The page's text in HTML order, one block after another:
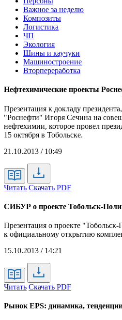
Важное за неделю
Композиты
Логистика
ЧП
Экология
Шины и каучуки
Машиностроение
Вторпереработка
Нефтехимические проекты
Презентация к докладу
"Роснефти" Игоря Сечина на
нефтехимии, которое провел
15 октября в Тобольске.
21.10.2013 / 10:49
Читать Скачать PDF
СИБУР о проекте Тобольск-
Презентация о проекте
к официальному открытию
15.10.2013 / 14:21
Читать Скачать PDF
Рынок EPS: динамика,